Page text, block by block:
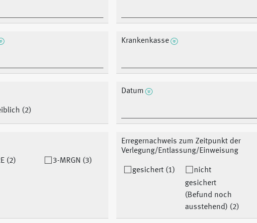
Krankenkasse
(2)
Datum
(2) 3-MRGN (3)
Erregernachweis zum Zeitpunkt der
Verlegung/Entlassung/Einweisung
gesichert (1)
nicht
gesichert
(Befund noch
ausstehend) (2)